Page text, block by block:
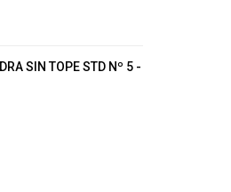
SIN TOPE STD Nº 5 -